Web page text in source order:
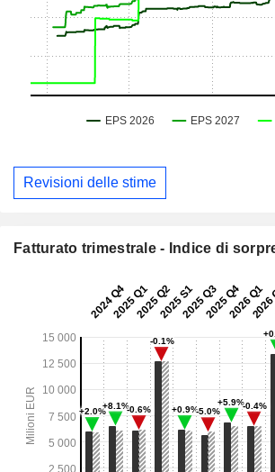
Revisioni delle stime
Fatturato trimestrale - Indice di